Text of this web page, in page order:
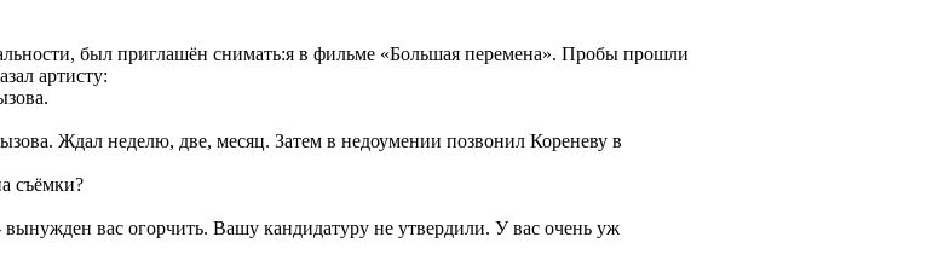
был приглашён снимать:я в фильме «Большая перемена». Пробы прошли
артисту:
Ждал неделю, две, месяц. Затем в недоумении позвонил Кореневу в
съёмки?
вас огорчить. Вашу кандидатуру не утвердили. У вас очень уж